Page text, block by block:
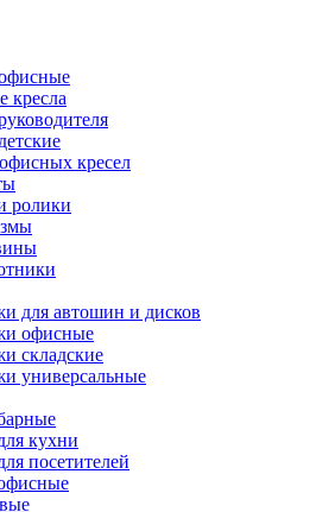
кресла
кресел
ролики
для автошин и дисков
офисные
складские
универсальные
кухни
посетителей